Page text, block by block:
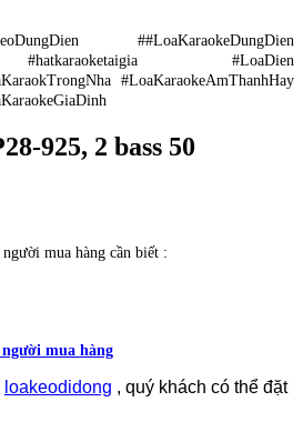
##LoaKaraokeDungDien
#hatkaraoketaigia #LoaDien
#LoaKaraokeAmThanhHay
925, 2 bass 50
mua hàng cần biết :
mua hàng
loakeodidong , quý khách có thể đặt